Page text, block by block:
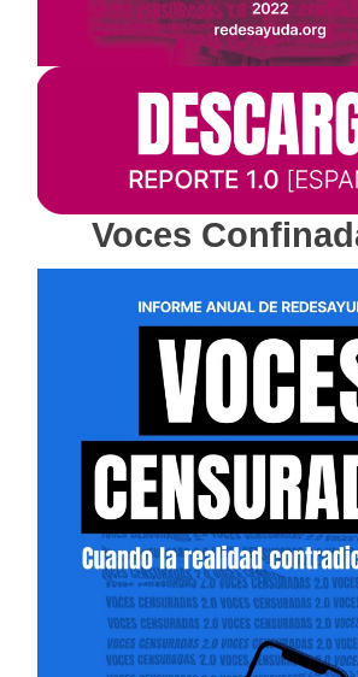
Voces